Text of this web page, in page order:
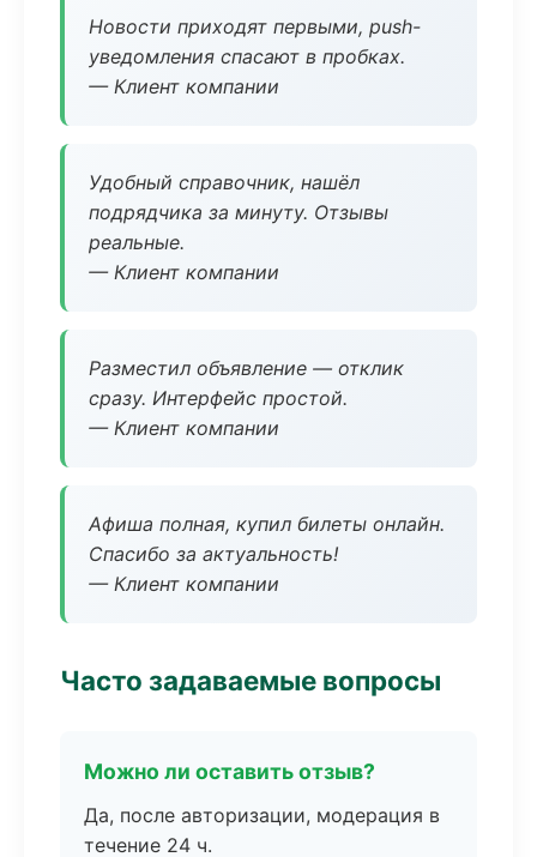
Новости приходят первыми, push-
уведомления спасают в пробках.
— Клиент компании
Удобный справочник, нашёл
подрядчика за минуту. Отзывы
реальные.
— Клиент компании
Разместил объявление — отклик
сразу. Интерфейс простой.
— Клиент компании
Афиша полная, купил билеты онлайн.
Спасибо за актуальность!
— Клиент компании
Часто задаваемые вопросы
Можно ли оставить отзыв?
Да, после авторизации, модерация в
течение 24 ч.